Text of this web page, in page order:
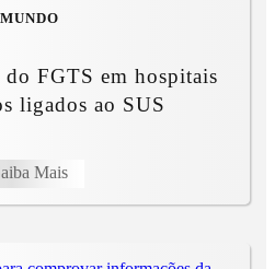
MUNDO
FGTS em hospitais
ligados ao SUS
Mais